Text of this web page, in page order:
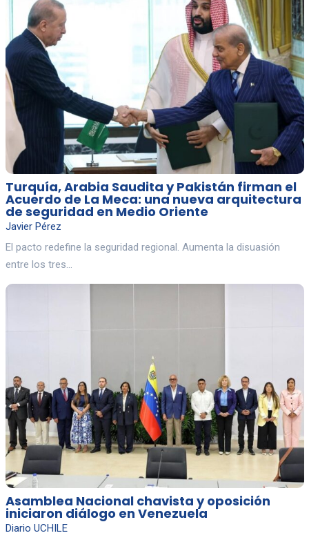
Turquía, Arabia Saudita y Pakistán firman el
Acuerdo de La Meca: una nueva arquitectura
de seguridad en Medio Oriente
Javier Pérez
El pacto redefine la seguridad regional. Aumenta la disuasión
entre los tres…
Asamblea Nacional chavista y oposición
iniciaron diálogo en Venezuela
Diario UCHILE